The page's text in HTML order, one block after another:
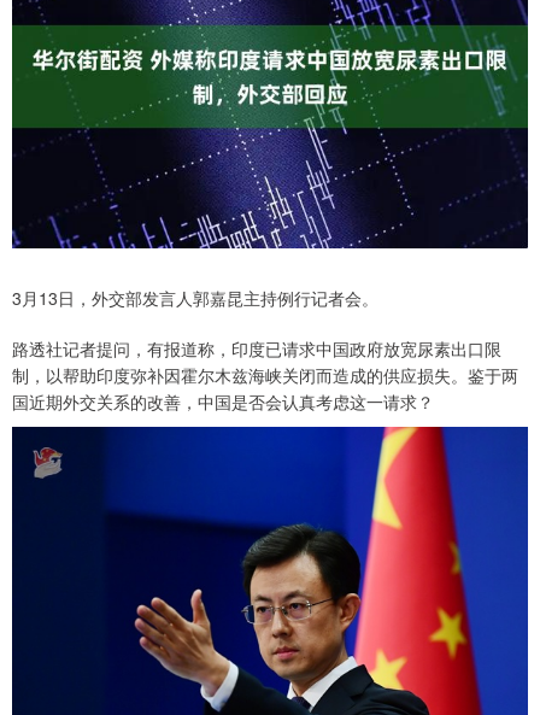
3月13日，外交部发言人郭嘉昆主持例行记者会。
路透社记者提问，有报道称，印度已请求中国政府放宽尿素出口限
制，以帮助印度弥补因霍尔木兹海峡关闭而造成的供应损失。鉴于两
国近期外交关系的改善，中国是否会认真考虑这一请求？